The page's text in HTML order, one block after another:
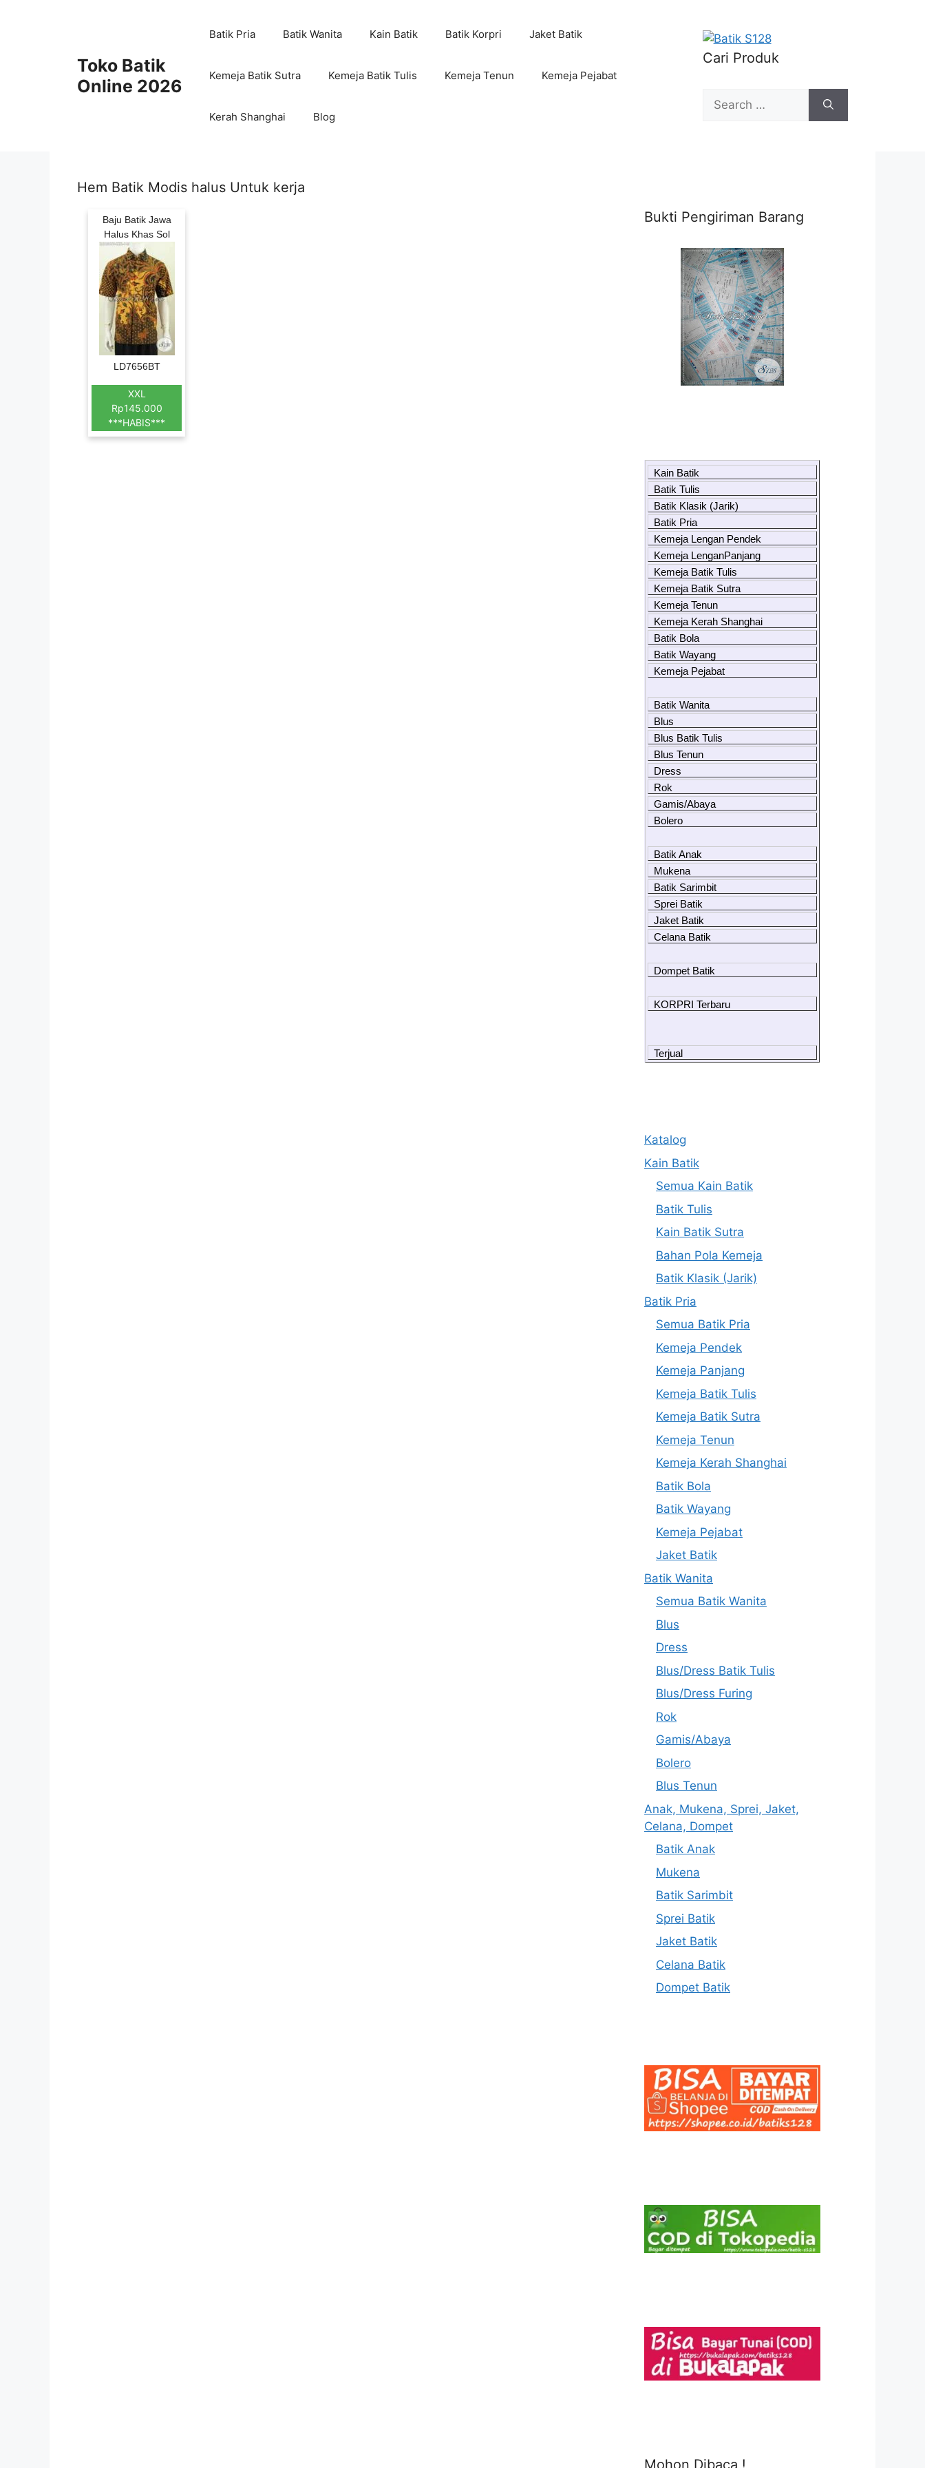
Toko Batik
Online 2026
Batik Pria Batik Wanita Kain Batik Batik Korpri Jaket Batik
Kemeja Batik Sutra Kemeja Batik Tulis Kemeja Tenun Kemeja Pejabat
Kerah Shanghai Blog
Cari Produk
Search
for:
Hem Batik Modis halus Untuk kerja
Baju Batik Jawa
Halus Khas Sol
LD7656BT
XXL
Rp145.000
***HABIS***
Bukti Pengiriman Barang
Kain Batik
Batik Tulis
Batik Klasik (Jarik)
Batik Pria
Kemeja Lengan Pendek
Kemeja LenganPanjang
Kemeja Batik Tulis
Kemeja Batik Sutra
Kemeja Tenun
Kemeja Kerah Shanghai
Batik Bola
Batik Wayang
Kemeja Pejabat
Batik Wanita
Blus
Blus Batik Tulis
Blus Tenun
Dress
Rok
Gamis/Abaya
Bolero
Batik Anak
Mukena
Batik Sarimbit
Sprei Batik
Jaket Batik
Celana Batik
Dompet Batik
KORPRI Terbaru
Terjual
Katalog
Kain Batik
Semua Kain Batik
Batik Tulis
Kain Batik Sutra
Bahan Pola Kemeja
Batik Klasik (Jarik)
Batik Pria
Semua Batik Pria
Kemeja Pendek
Kemeja Panjang
Kemeja Batik Tulis
Kemeja Batik Sutra
Kemeja Tenun
Kemeja Kerah Shanghai
Batik Bola
Batik Wayang
Kemeja Pejabat
Jaket Batik
Batik Wanita
Semua Batik Wanita
Blus
Dress
Blus/Dress Batik Tulis
Blus/Dress Furing
Rok
Gamis/Abaya
Bolero
Blus Tenun
Anak, Mukena, Sprei, Jaket,
Celana, Dompet
Batik Anak
Mukena
Batik Sarimbit
Sprei Batik
Jaket Batik
Celana Batik
Dompet Batik
Mohon Dibaca !